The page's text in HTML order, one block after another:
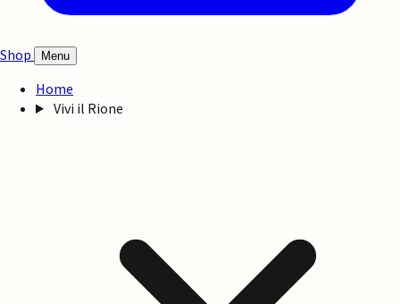
Shop Menu
Home
Vivi il Rione